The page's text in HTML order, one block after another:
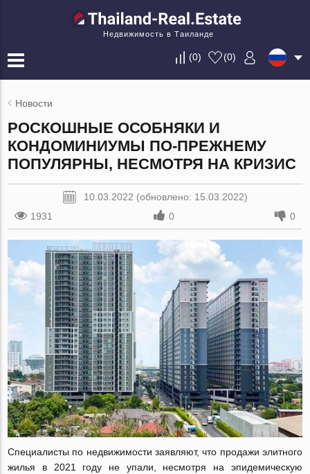
Недвижимость в Таиланде
(0) (0)
Новости
РОСКОШНЫЕ ОСОБНЯКИ И
КОНДОМИНИУМЫ ПО-ПРЕЖНЕМУ
ПОПУЛЯРНЫ, НЕСМОТРЯ НА КРИЗИС
10.03.2022 (обновлено: 15.03.2022)
1931
0 0
Специалисты по недвижимости заявляют, что продажи элитного
жилья в 2021 году не упали, несмотря на эпидемическую